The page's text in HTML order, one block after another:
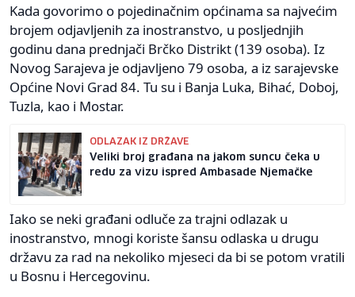
Kada govorimo o pojedinačnim općinama sa najvećim
brojem odjavljenih za inostranstvo, u posljednjih
godinu dana prednjači Brčko Distrikt (139 osoba). Iz
Novog Sarajeva je odjavljeno 79 osoba, a iz sarajevske
Općine Novi Grad 84. Tu su i Banja Luka, Bihać, Doboj,
Tuzla, kao i Mostar.
ODLAZAK IZ DRŽAVE
Veliki broj građana na jakom suncu čeka u
redu za vizu ispred Ambasade Njemačke
Iako se neki građani odluče za trajni odlazak u
inostranstvo, mnogi koriste šansu odlaska u drugu
državu za rad na nekoliko mjeseci da bi se potom vratili
u Bosnu i Hercegovinu.